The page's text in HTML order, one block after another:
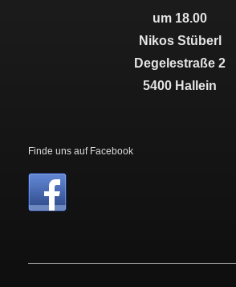
um 18.00
Nikos Stüberl
Degelestraße 2
5400 Hallein
Finde uns auf Facebook